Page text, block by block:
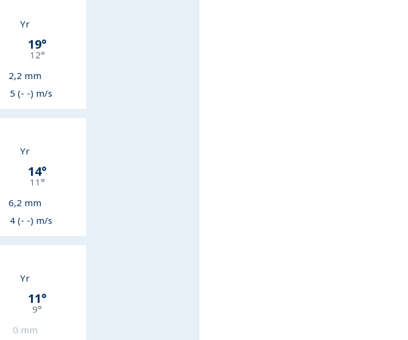
Yr
19°
12°
2,2 mm
5 (- -) m/s
Yr
14°
11 °
6,2 mm
4 (- -) m/s
Yr
11°
9°
0 mm